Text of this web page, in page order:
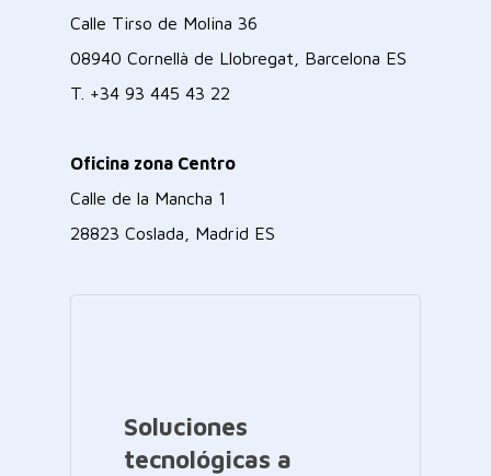
Calle Tirso de Molina 36
08940 Cornellà de Llobregat, Barcelona ES
T. +34 93 445 43 22
Oficina zona Centro
Calle de la Mancha 1
28823 Coslada, Madrid ES
Soluciones
tecnológicas a